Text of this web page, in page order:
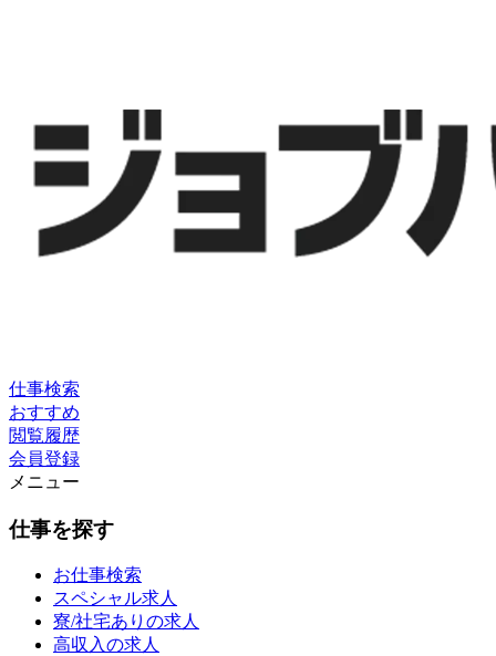
仕事検索
おすすめ
閲覧履歴
会員登録
メニュー
仕事を探す
お仕事検索
スペシャル求人
寮/社宅ありの求人
高収入の求人